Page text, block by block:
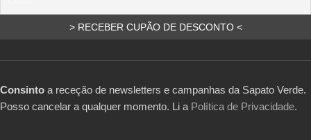
Consinto a receção de newsletters e campanhas da Sapato Verde.
Posso cancelar a qualquer momento. Li a Política de Privacidade.